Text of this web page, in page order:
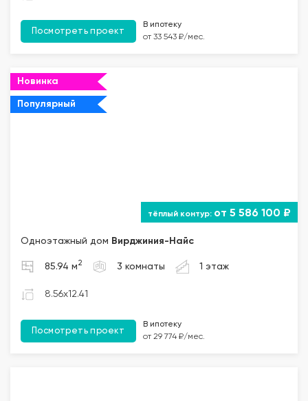
Посмотреть проект
В ипотеку
от 33 543 ₽/мес.
Новинка
Популярный
от 5 586 100 ₽
Одноэтажный дом Вирджиния-Найс
85.94 м 2 3 комнаты 1 этаж
8.56x12.41
Посмотреть проект
В ипотеку
от 29 774 ₽/мес.